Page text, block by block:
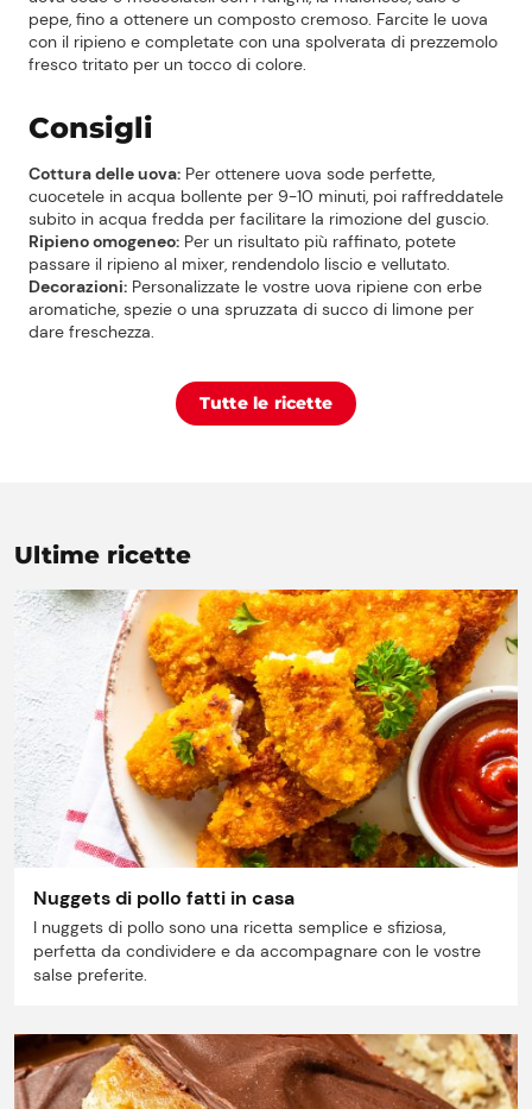
Prezzi Rossetto
Punti vendita
Il gruppo
Shop
pepe, fino a ottenere un composto cremoso. Farcite le uova
con il ripieno e completate con una spolverata di prezzemolo
fresco tritato per un tocco di colore.
Consigli
Cottura delle uova: Per ottenere uova sode perfette,
cuocetele in acqua bollente per 9-10 minuti, poi raffreddatele
subito in acqua fredda per facilitare la rimozione del guscio.
Ripieno omogeneo: Per un risultato più raffinato, potete
passare il ripieno al mixer, rendendolo liscio e vellutato.
Decorazioni: Personalizzate le vostre uova ripiene con erbe
aromatiche, spezie o una spruzzata di succo di limone per
dare freschezza.
Tutte le ricette
Ultime ricette
Nuggets di pollo fatti in casa
I nuggets di pollo sono una ricetta semplice e sfiziosa,
perfetta da condividere e da accompagnare con le vostre
salse preferite.